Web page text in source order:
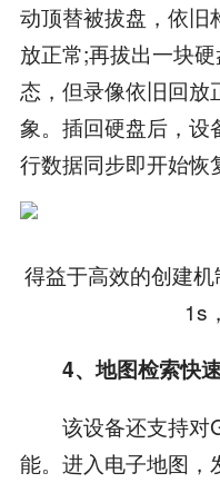
动顶替被拔盘，依旧
放正常;再拔出一块
态，但录像依旧回放
象。插回硬盘后，设
行数据同步即开始恢
得益于高效的创建
1s
4、地图检索快速
该设备还支持对
能。进入电子地图，